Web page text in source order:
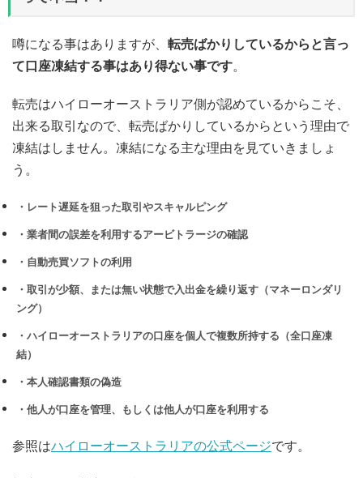
噂になる事はありますが、 転売ばかりしているからと言っ
て口座凍結する事はあり得ない事です。
転売はハイローオーストラリア側が認めているからこそ、
出来る取引なので、転売ばかりしているからという理由で
凍結はしません。凍結になる主な理由を見ていきましょ
う。
・レート遅延を狙った取引やスキャルピング
・業者間の誤差を利用するアービトラージの確認
・自動売買ソフトの利用
・取引が少額、または無い状態で入出金を繰り返す（マネーロンダリ
ング）
・ハイローオーストラリアの口座を個人で複数所持する（全口座凍
結）
・本人確認書類の偽造
・他人が口座を管理、もしくは他人が口座を利用する
参照はハイローオーストラリアの公式ページです。